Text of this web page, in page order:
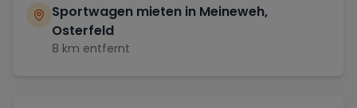
Sportwagen mieten in Meineweh,
Osterfeld
8 km entfernt